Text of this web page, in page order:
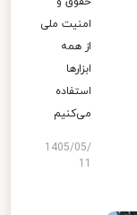
امنیت ملی
از همه
ابزارها
استفاده
می‌کنیم
1405/05/